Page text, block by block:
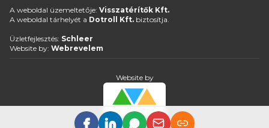
A weboldal üzemeltetője: Visszatérítők Kft.
A weboldal tárhelyét a Dotroll Kft. biztosítja.
Üzletfejlesztés: Schleer
Website by: Webrevelem
Website by